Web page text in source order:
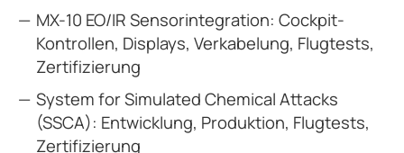
MX-10 EO/IR Sensorintegration: Cockpit-
Kontrollen, Displays, Verkabelung, Flugtests,
Zertifizierung
System for Simulated Chemical Attacks
(SSCA): Entwicklung, Produktion, Flugtests,
Zertifizierung